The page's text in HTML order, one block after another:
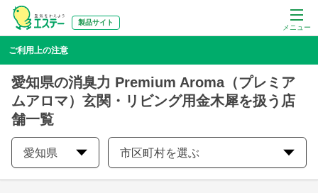
メニュー
製品サイト
ご利用上の注意
愛知県の消臭力 Premium Aroma（プレミア
ムアロマ）玄関・リビング用金木犀を扱う店
舗一覧
愛知県 市区町村を選ぶ